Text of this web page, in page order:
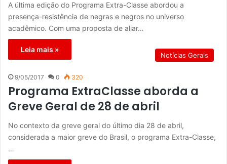
A última edição do Programa Extra-Classe abordou a
presença-resistência de negras e negros no universo
acadêmico. Com uma proposta de aliar…
Leia mais »
Notícias Gerais
9/05/2017 0 320
Programa ExtraClasse aborda a
Greve Geral de 28 de abril
No contexto da greve geral do último dia 28 de abril,
considerada a maior greve do Brasil, o programa Extra-Classe,
…